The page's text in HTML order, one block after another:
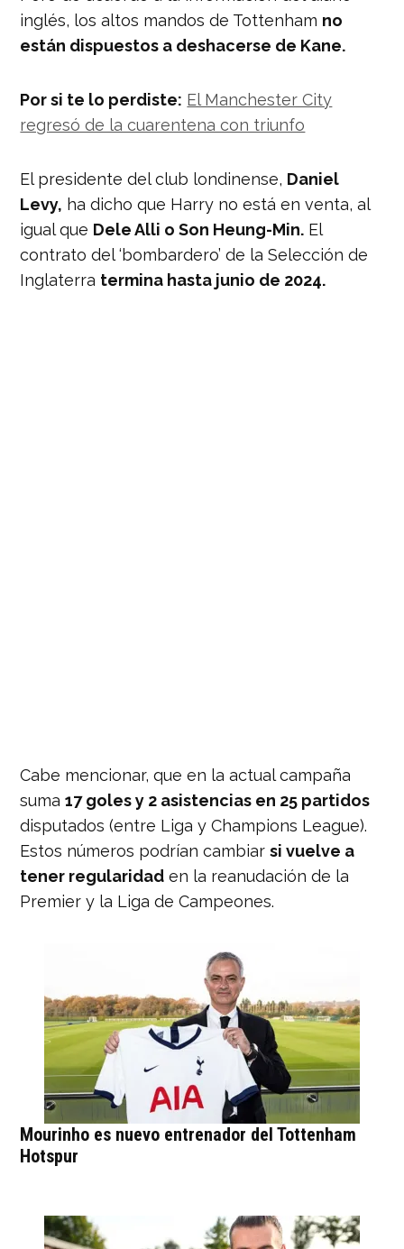
inglés, los altos mandos de Tottenham no
están dispuestos a deshacerse de Kane.
Por si te lo perdiste: El Manchester City
regresó de la cuarentena con triunfo
El presidente del club londinense, Daniel
Levy, ha dicho que Harry no está en venta, al
igual que Dele Alli o Son Heung-Min. El
contrato del ‘bombardero’ de la Selección de
Inglaterra termina hasta junio de 2024.
Cabe mencionar, que en la actual campaña
suma17 goles y 2 asistencias en 25 partidos
disputados (entre Liga y Champions League).
Estos números podrían cambiarsi vuelve a
tener regularidad en la reanudación de la
Premier y la Liga de Campeones.
Mourinho es nuevo entrenador del Tottenham
Hotspur